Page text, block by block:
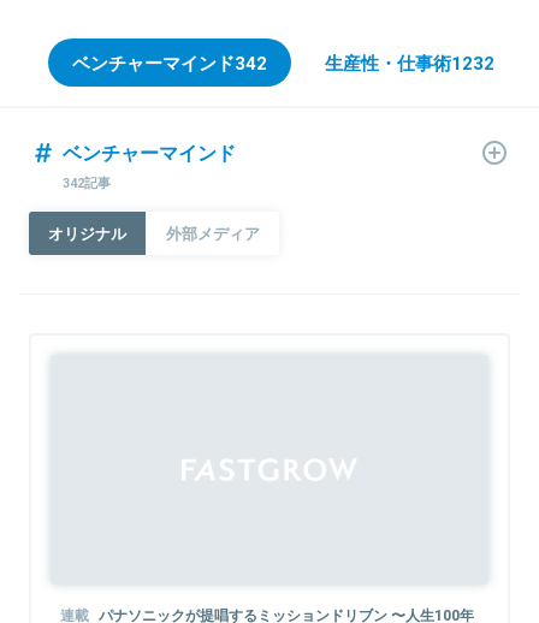
ベンチャーマインド342 生産性・仕事術1232
ベンチャーマインド
342記事
オリジナル 外部メディア
連載 パナソニックが提唱するミッションドリブン 〜人生100年